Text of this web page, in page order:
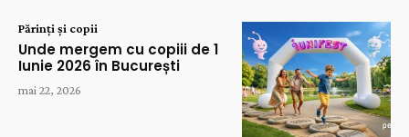
Părinți și copii
Unde mergem cu copiii de 1
Iunie 2026 în București
mai 22, 2026